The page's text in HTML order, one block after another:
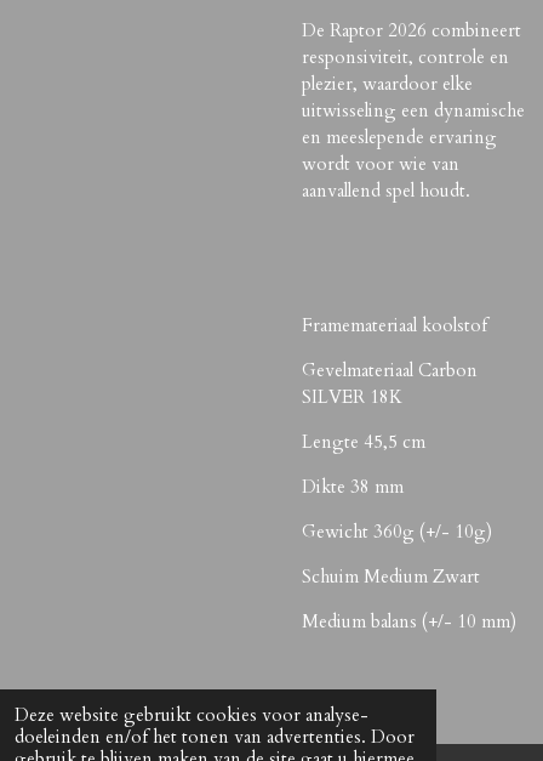
Deze website gebruikt cookies voor analyse-
doeleinden en/of het tonen van advertenties. Door
De Raptor 2026 combineert
responsiviteit, controle en
plezier, waardoor elke
uitwisseling een dynamische
en meeslepende ervaring
wordt voor wie van
aanvallend spel houdt.
Framemateriaal koolstof
Gevelmateriaal Carbon
SILVER 18K
Lengte 45,5 cm
Dikte 38 mm
Gewicht 360g (+/- 10g)
Schuim Medium Zwart
Medium balans (+/- 10 mm)